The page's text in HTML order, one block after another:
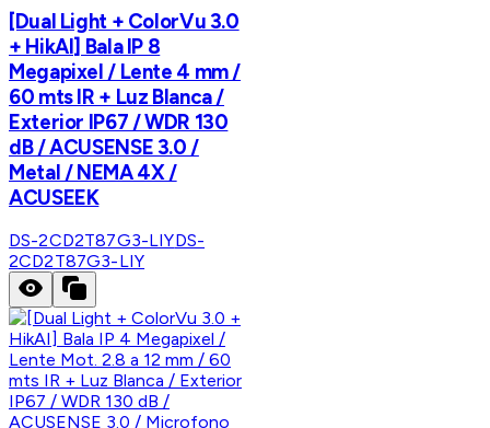
[Dual Light + ColorVu 3.0
+ HikAI] Bala IP 8
Megapixel / Lente 4 mm /
60 mts IR + Luz Blanca /
Exterior IP67 / WDR 130
dB / ACUSENSE 3.0 /
Metal / NEMA 4X /
ACUSEEK
DS-2CD2T87G3-LIYDS-
2CD2T87G3-LIY